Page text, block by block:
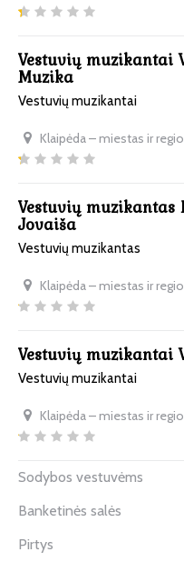
Vestuvių muzikantai
Muzika
Vestuvių muzikantai
Klaipėda – miestas ir
Vestuvių muzikantas
Jovaiša
Vestuvių muzikantas
Klaipėda – miestas ir
Vestuvių muzikantai
Vestuvių muzikantai
Klaipėda – miestas ir
Sodybos vestuvėms
Banketinės salės
Pirtys